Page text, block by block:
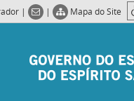
| | Mapa do Site